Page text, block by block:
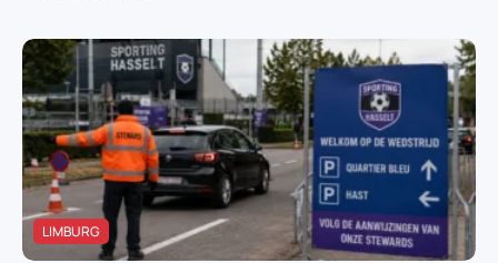
LIMBURG